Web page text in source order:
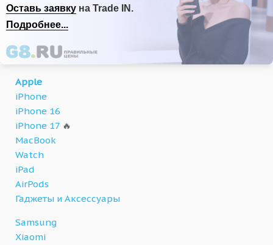
Оставь заявку на Trade IN.
Подробнее...
Apple
iPhone
iPhone 16
iPhone 17 🔥
MacBook
Watch
iPad
AirPods
Гаджеты и Аксессуары
Samsung
Xiaomi